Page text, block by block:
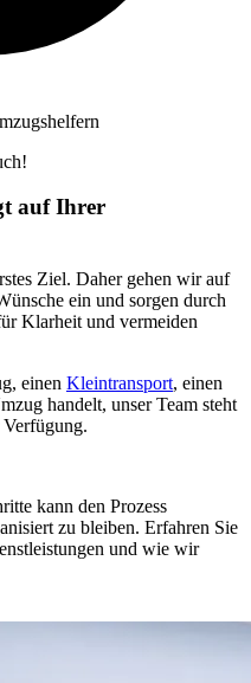
auf Ihrer
Ziel. Daher gehen wir auf
ein und sorgen durch
Klarheit und vermeiden
einen Kleintransport, einen
handelt, unser Team steht
kann den Prozess
zu bleiben. Erfahren Sie
und wie wir